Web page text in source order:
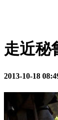
走近秘
2013-10-18